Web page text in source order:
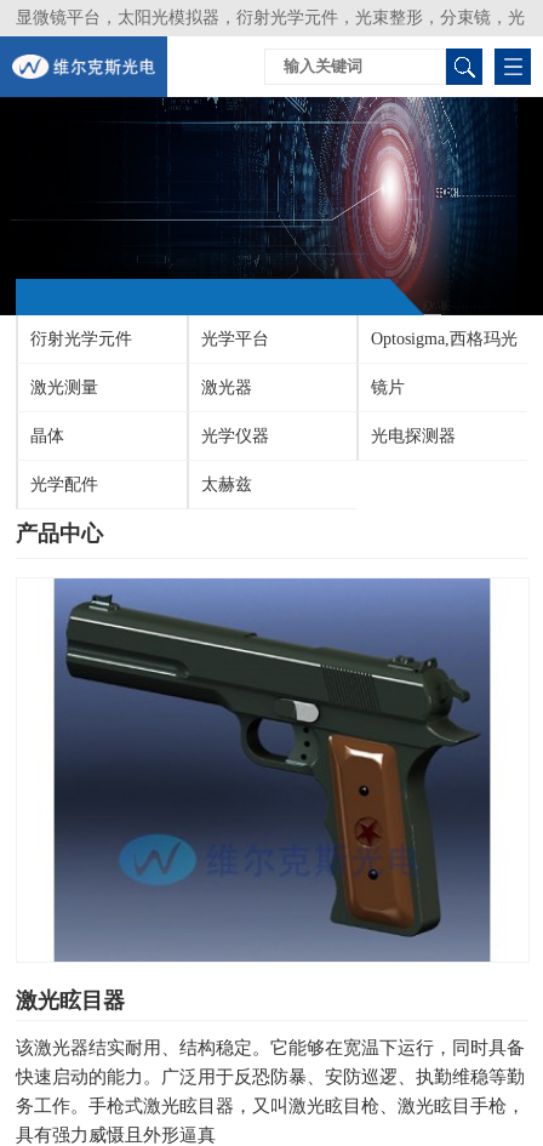
显微镜平台，太阳光模拟器，衍射光学元件，光束整形，分束镜，光
谱仪，生物激光器，光束分析仪，Layertec
衍射光学元件 光学平台 Optosigma,西格玛光
机
激光测量 激光器 镜片
晶体 光学仪器 光电探测器
光学配件 太赫兹
产品中心
激光眩目器
该激光器结实耐用、结构稳定。它能够在宽温下运行，同时具备
快速启动的能力。广泛用于反恐防暴、安防巡逻、执勤维稳等勤
务工作。手枪式激光眩目器，又叫激光眩目枪、激光眩目手枪，
具有强力威慑且外形逼真